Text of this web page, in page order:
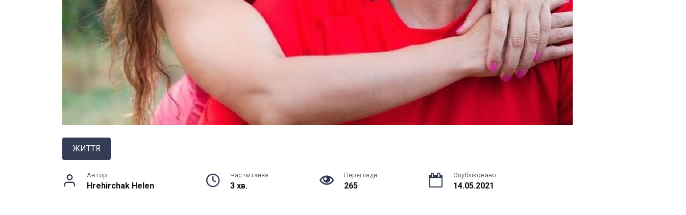
ЖИТТЯ
Автор
Hrehirchak Helen
Час читання
3 хв.
Перегляди
265
Опубліковано
14.05.2021